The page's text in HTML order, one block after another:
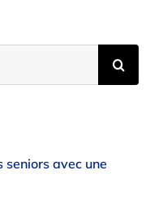
seniors avec une